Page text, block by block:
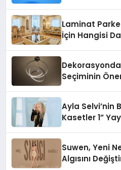
Laminat
İçin Hangisi
Seçiminin
Ayla Selvi’nin
Kasetler 1”
Suwen, Yeni
Algısını